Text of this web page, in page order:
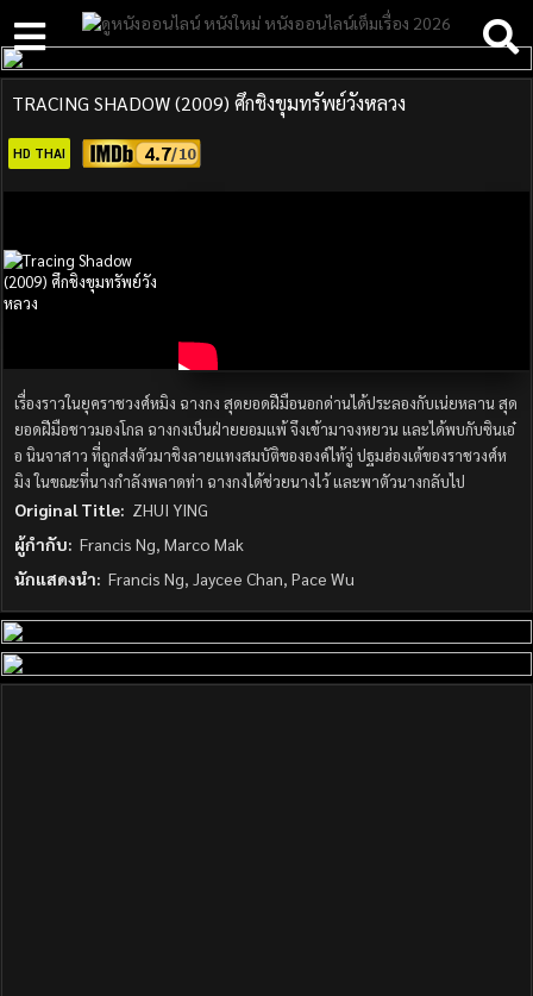
TRACING SHADOW (2009) ศึกชิงขุมทรัพย์วังหลวง
HD THAI 4.7
เรื่องราวในยุคราชวงศ์หมิง ฉางกง สุดยอดฝีมือนอกด่านได้ประลองกับเน่ยหลาน สุด
ยอดฝีมือชาวมองโกล ฉางกงเป็นฝ่ายยอมแพ้ จึงเข้ามาจงหยวน และได้พบกับซินเอ๋
อ นินจาสาว ที่ถูกส่งตัวมาชิงลายแทงสมบัติขององค์ไท้จู่ ปฐมฮ่องเต้ของราชวงศ์ห
มิง ในขณะที่นางกำลังพลาดท่า ฉางกงได้ช่วยนางไว้ และพาตัวนางกลับไป
Original Title: ZHUI YING
ผู้กำกับ: Francis Ng, Marco Mak
นักแสดงนำ: Francis Ng, Jaycee Chan, Pace Wu